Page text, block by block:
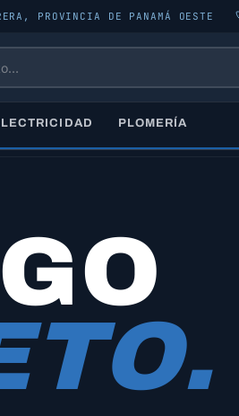
PROVINCIA DE PANAMÁ OESTE
PLOMERÍA